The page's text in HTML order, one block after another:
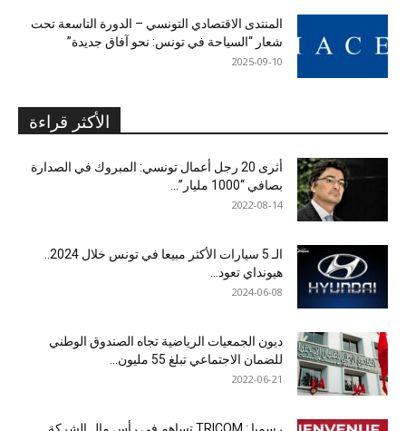
المنتدى الاقتصادي التونسي – الدورة التاسعة تحت
شعار “السياحة في تونس: نحو آفاق جديدة”
2025-09-10
الأكثر قراءة
أثرى 20 رجل أعمال تونسي: المبروك في الصدارة
بصافي “1000 مليار”...
2022-08-14
هيونداي تعود...
2024-06-08
ديون الجمعيات الرياضية تجاه الصندوق الوطني
للضمان الاجتماعي تبلغ 55 مليون...
2022-06-21